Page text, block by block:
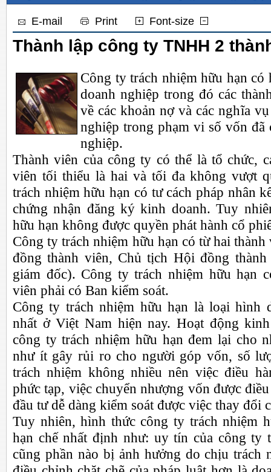
E-mail Print Font-size
Thành lập công ty TNHH 2
Công ty trách nhiệm hữu hạn
doanh nghiệp trong đó các
về các khoản nợ và các nghĩa
nghiệp trong phạm vi số vốn đã
nghiệp.
Thành viên của công ty có thể là tổ chức,
viên tối thiểu là hai và tối đa không vượt
trách nhiệm hữu hạn có tư cách pháp nhân
chứng nhận đăng ký kinh doanh. Tuy
hữu hạn không được quyền phát hành cổ
Công ty trách nhiệm hữu hạn có từ hai
đồng thành viên, Chủ tịch Hội đồng
giám đốc). Công ty trách nhiệm hữu hạn
viên phải có Ban kiểm soát.
Công ty trách nhiệm hữu hạn là loại hình
nhất ở Việt Nam hiện nay. Hoạt động
công ty trách nhiệm hữu hạn đem lại cho
như ít gây rủi ro cho người góp vốn, số
trách nhiệm không nhiều nên việc điều
phức tạp, việc chuyển nhượng vốn được
đầu tư dễ dàng kiểm soát được việc thay đổi
Tuy nhiên, hình thức công ty trách nhiệm
hạn chế nhất định như: uy tín của công ty
cũng phần nào bị ảnh hưởng do chịu trách